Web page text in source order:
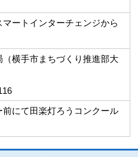
ートインターチェンジから
横手市まちづくり推進部大
にて田楽灯ろうコンクール